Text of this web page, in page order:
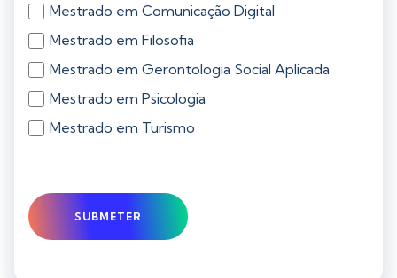
Mestrado em Comunicação Digital
Mestrado em Filosofia
Mestrado em Gerontologia Social Aplicada
Mestrado em Psicologia
Mestrado em Turismo